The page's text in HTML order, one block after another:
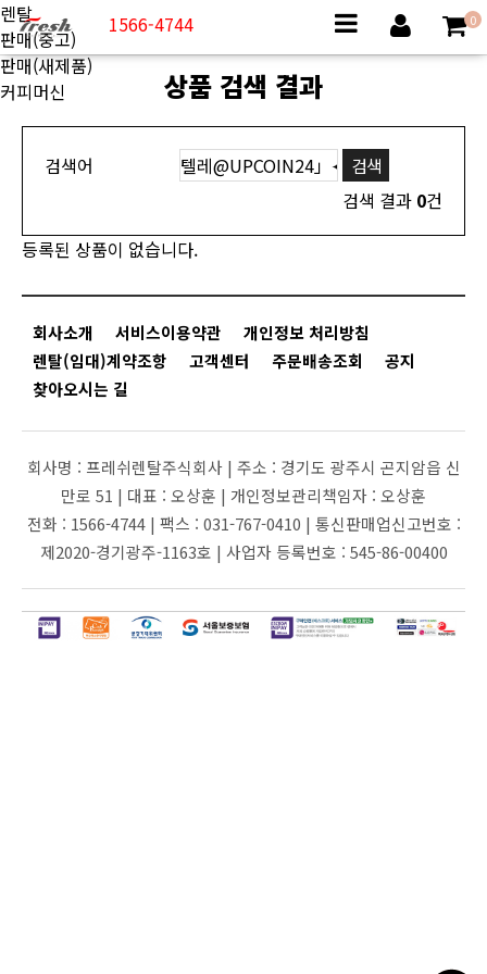
1566-4744
렌탈
판매(중고)
판매(새제품)
커피머신
0
상품 검색 결과
검색어
검색 결과 0건
등록된 상품이 없습니다.
회사소개 서비스이용약관
개인정보 처리방침
렌탈(임대)계약조항
고객센터 주문배송조회
공지
찾아오시는 길
회사명 : 프레쉬렌탈주식회사 | 주소 : 경기도 광주시 곤지암읍 신
만로 51 | 대표 : 오상훈 | 개인정보관리책임자 : 오상훈
전화 : 1566-4744 | 팩스 : 031-767-0410 | 통신판매업신고번호 :
제2020-경기광주-1163호 | 사업자 등록번호 : 545-86-00400